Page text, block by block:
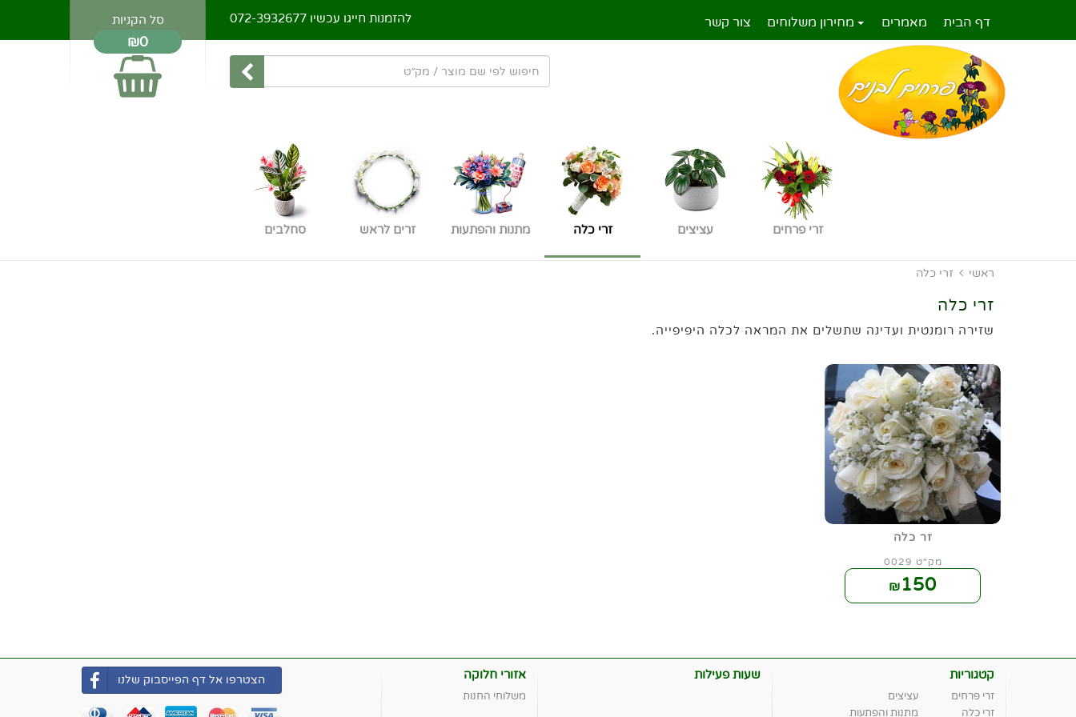
סל הקניות
₪0
להזמנות חייגו עכשיו 072-3932677 דף הבית מאמרים מחירון משלוחים צור קשר
זרי פרחים עציצים זרי כלה מתנות והפתעות זרים לראש סחלבים
ראשי זרי כלה
זרי כלה
שזירה רומנטית ועדינה שתשלים את המראה לכלה היפיפייה.
זר כלה
מק"ט 0029
₪ 150
קטגוריות
זרי פרחים
עציצים
זרי כלה
מתנות והפתעות
שעות פעילות אזורי חלוקה
משלוחי החנות
הצטרפו אל דף הפייסבוק שלנו